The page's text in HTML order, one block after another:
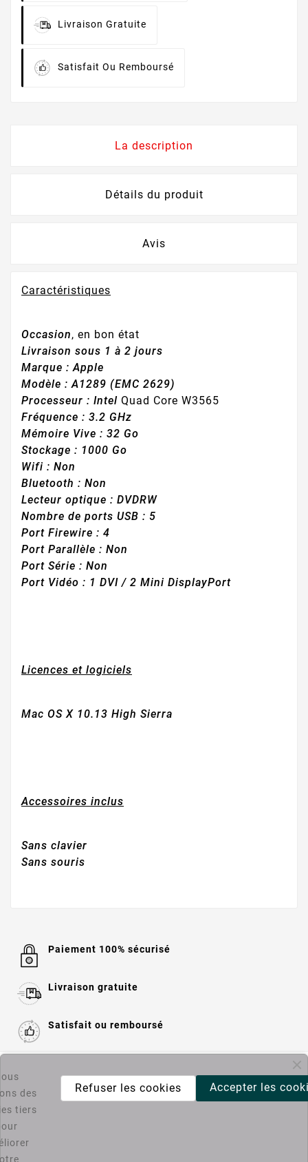
Livraison Gratuite
Satisfait Ou Remboursé
La description
Détails du produit
Avis
Caractéristiques
Occasion, en bon état
Livraison sous 1 à 2 jours
Marque : Apple
Modèle : A1289 (EMC 2629)
Processeur : Intel Quad Core W3565
Fréquence : 3.2 GHz
Mémoire Vive : 32 Go
Stockage : 1000 Go
Wifi : Non
Bluetooth : Non
Lecteur optique : DVDRW
Nombre de ports USB : 5
Port Firewire : 4
Port Parallèle : Non
Port Série : Non
Port Vidéo : 1 DVI / 2 Mini DisplayPort
Licences et logiciels
Mac OS X 10.13 High Sierra
Accessoires inclus
Sans clavier
Sans souris
Paiement 100% sécurisé
Livraison gratuite
Satisfait ou remboursé
Informations 
Catégories
des
tiers
Accepter les
Refuser les cookies